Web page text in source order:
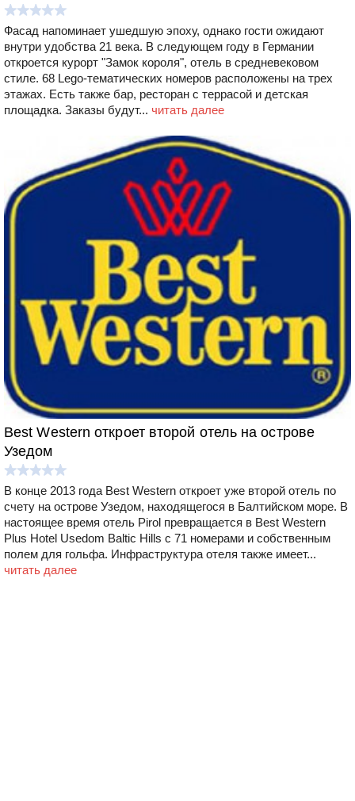
Фасад напоминает ушедшую эпоху, однако гости ожидают
внутри удобства 21 века. В следующем году в Германии
откроется курорт "Замок короля", отель в средневековом
стиле. 68 Lego-тематических номеров расположены на трех
этажах. Есть также бар, ресторан с террасой и детская
площадка. Заказы будут... читать далее
Best Western откроет второй отель на острове
Узедом
В конце 2013 года Best Western откроет уже второй отель по
счету на острове Узедом, находящегося в Балтийском море. В
настоящее время отель Pirol превращается в Best Western
Plus Hotel Usedom Baltic Hills с 71 номерами и собственным
полем для гольфа. Инфраструктура отеля также имеет...
читать далее